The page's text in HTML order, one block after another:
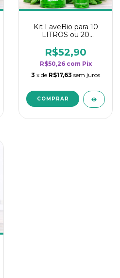
Kit LaveBio para 10
LITROS ou 20
rendimento da
categoria - Neutro
R$52,90
R$50,26 com Pix
3 x de R$17,63 sem juros